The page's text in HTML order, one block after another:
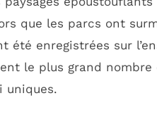
que les parcs ont
été enregistrées sur
le plus grand
uniques.